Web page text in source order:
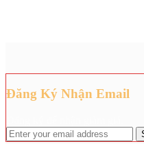
Đăng Ký Nhận Email